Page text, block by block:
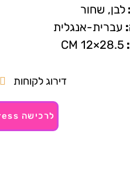
לבן, שחור
עברית-אנגלית
28.5×12 CM
דירוג לקוחות 
לרכישה aliexpress